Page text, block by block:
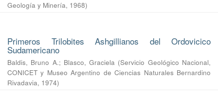
Geología y Minería, 1968)
Primeros Trilobites Ashgillianos del Ordovicico
Sudamericano
Baldis, Bruno A.; Blasco, Graciela (Servicio Geológico Nacional,
CONICET y Museo Argentino de Ciencias Naturales Bernardino
Rivadavia, 1974)